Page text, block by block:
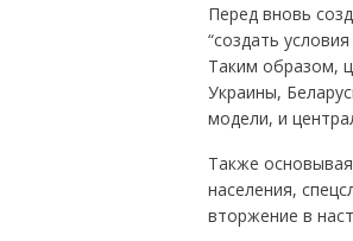
Перед вновь
“создать
Таким образом,
Украины,
модели, и
Также
населения,
вторжение в